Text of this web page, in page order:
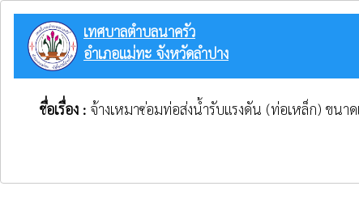
เทศบาลตำบลนาครัว
อำเภอแม่ทะ จังหวัดลำปาง
ชื่อเรื่อง : จ้างเหมาซ่อมท่อส่งน้ำรับแรงดัน (ท่อเหล็ก) ขน